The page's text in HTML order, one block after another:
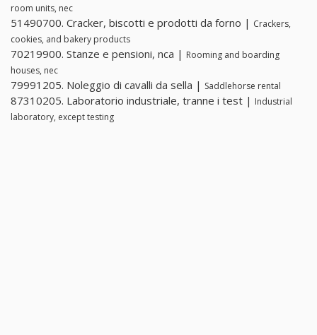
room units, nec
51490700. Cracker, biscotti e prodotti da forno | Crackers,
cookies, and bakery products
70219900. Stanze e pensioni, nca | Rooming and boarding
houses, nec
79991205. Noleggio di cavalli da sella | Saddlehorse rental
87310205. Laboratorio industriale, tranne i test | Industrial
laboratory, except testing